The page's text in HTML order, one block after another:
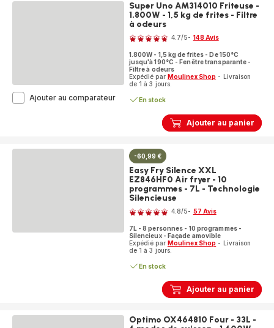
pression
programmes
recettes
Ajouter au panier
Super Uno AM314010 Friteuse -
1.800W - 1,5 kg de frites - Filtre
à odeurs
Note
4.7/5- 148 Avis
1.800W - 1,5 kg de frites - De 150°C
jusqu'à 190°C - Fenêtre transparante -
Filtre à odeurs
Expédié par Moulinex Shop - Livraison
de 1 à 3 jours.
En stock
Ajouter au comparateurSuper
frites
Filtre
odeurs
Ajouter au panier
-60,99 €
Easy Fry Silence XXL
EZ846HF0 Air fryer - 10
programmes - 7L - Technologie
Silencieuse
Note
4.8/5- 57 Avis
7L - 8 personnes - 10 programmes -
Silencieux - Façade amovible
Expédié par Moulinex Shop - Livraison
de 1 à 3 jours.
En stock
Optimo OX464810 Four - 33L -